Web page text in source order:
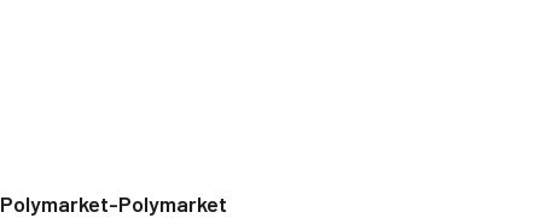
Polymarket-Polymarket